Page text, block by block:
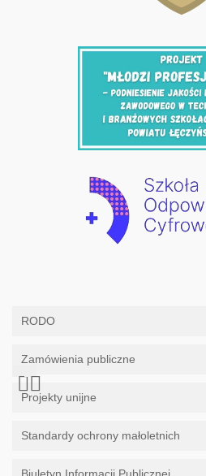
RODO
Zamówienia publiczne
Projekty unijne
Standardy ochrony małoletnich